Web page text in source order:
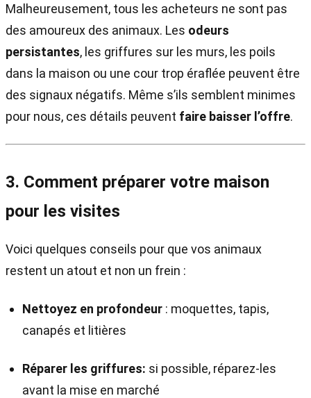
Malheureusement, tous les acheteurs ne sont pas
des amoureux des animaux. Les odeurs
persistantes, les griffures sur les murs, les poils
dans la maison ou une cour trop éraflée peuvent être
des signaux négatifs. Même s’ils semblent minimes
pour nous, ces détails peuvent faire baisser l’offre.
3. Comment préparer votre maison
pour les visites
Voici quelques conseils pour que vos animaux
restent un atout et non un frein :
Nettoyez en profondeur : moquettes, tapis,
canapés et litières
Réparer les griffures: si possible, réparez-les
avant la mise en marché